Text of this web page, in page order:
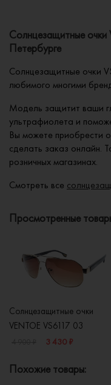
Солнцезащитные очки
Петербурге
Солнцезащитные очки
любимого многими
Модель защитит ваши
ультрафиолета и
Вы можете приобрести
сделать заказ онлайн.
розничных магазинах.
Смотреть все
Просмотренные
Солнцезащитные очки
VENTOE VS6117 03
3 430 ₽
Похожие товары: